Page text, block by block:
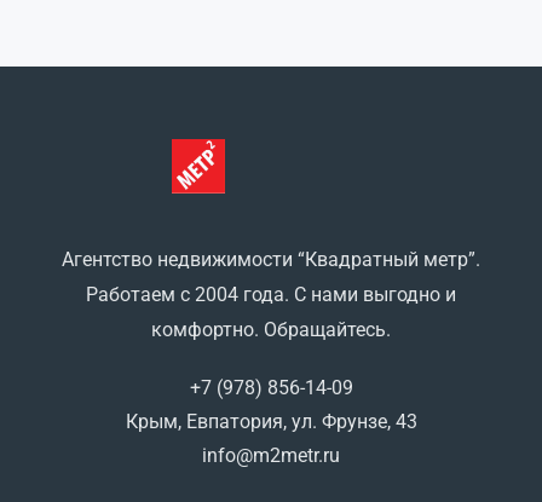
Агентство недвижимости “Квадратный метр”.
Работаем с 2004 года. С нами выгодно и
комфортно. Обращайтесь.
+7 (978) 856-14-09
Крым, Евпатория, ул. Фрунзе, 43
info@m2metr.ru